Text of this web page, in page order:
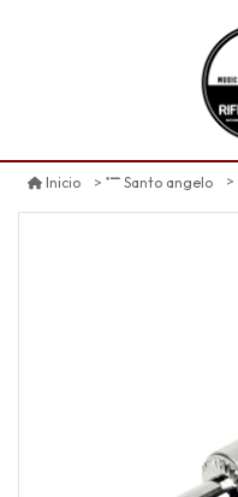
Inicio Santo angelo